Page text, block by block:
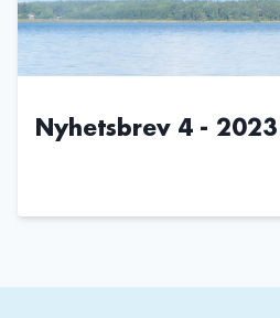
Nyhetsbrev 4 - 2023